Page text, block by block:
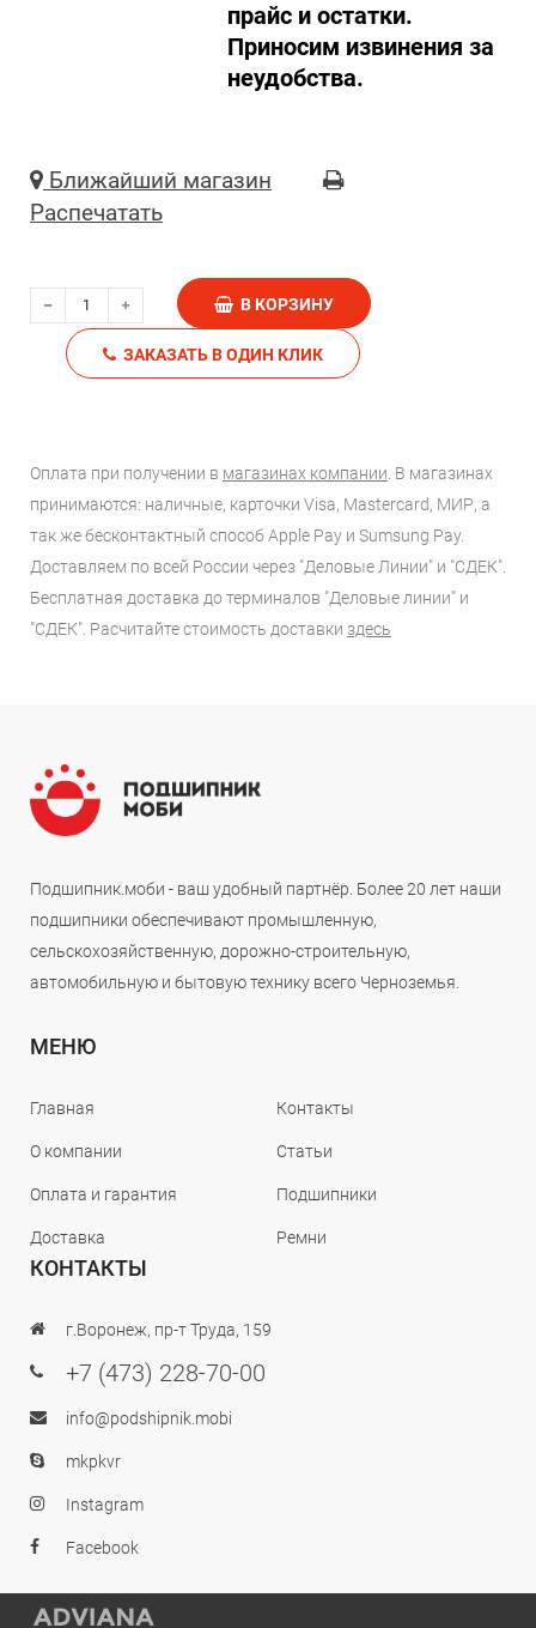
прайс и остатки.
Приносим извинения за
неудобства.
Ближайший магазин
Распечатать
В КОРЗИНУ
ЗАКАЗАТЬ В ОДИН КЛИК
Оплата при получении в магазинах компании . В магазинах
принимаются: наличные, карточки Visa, Mastercard, МИР, а
так же бесконтактный способ Apple Pay и Sumsung Pay.
Доставляем по всей России через "Деловые Линии" и "СДЕК".
Бесплатная доставка до терминалов "Деловые линии" и
"СДЕК". Расчитайте стоимость доставки здесь
Подшипник.моби - ваш удобный партнёр. Более 20 лет наши
подшипники обеспечивают промышленную,
сельскохозяйственную, дорожно-строительную,
автомобильную и бытовую технику всего Черноземья.
МЕНЮ
Главная
О компании
Оплата и гарантия
Доставка
Контакты
Статьи
Подшипники
Ремни
КОНТАКТЫ
г.Воронеж, пр-т Труда, 159
+7 (473) 228-70-00
info@podshipnik.mobi
mkpkvr
Instagram
Facebook